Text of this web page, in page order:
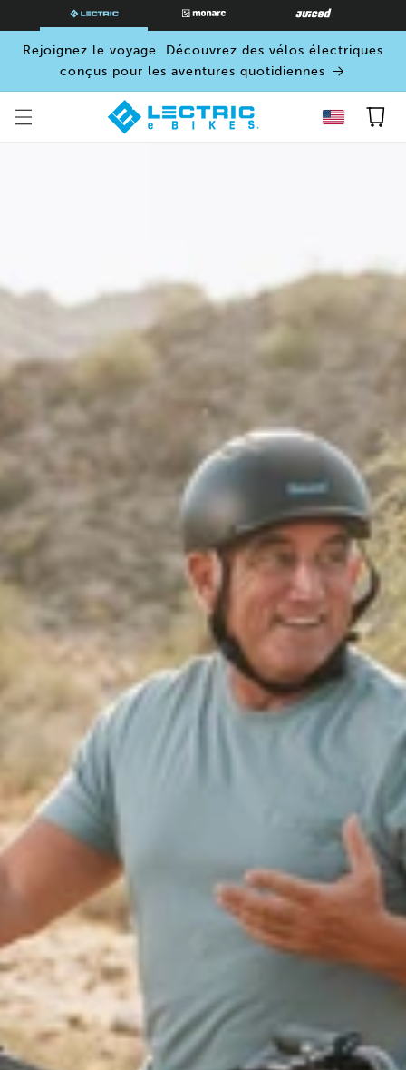
Rejoignez le voyage. Découvrez des vélos électriques
conçus pour les aventures quotidiennes
Panier